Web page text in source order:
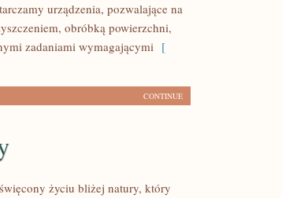
urządzenia, pozwalające na
obróbką powierzchni,
zadaniami wymagającymi [
CONTINUE
życiu bliżej natury, który